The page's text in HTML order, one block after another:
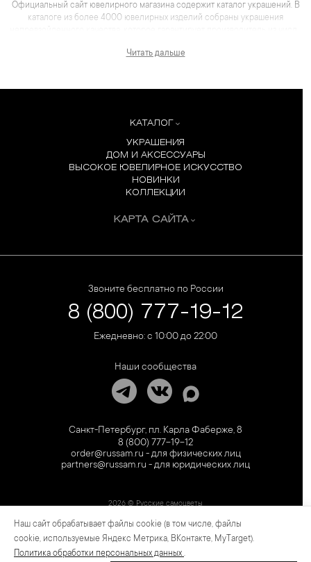
Официальный сайт ювелирного магазина содержит каталог украшений. В
каталоге из более 4000 ювелирных изделий собраны украшения
качественные фотографии и видеоматериалы, но и
Читать дальше
КАТАЛОГ
УКРАШЕНИЯ
ДОМ И АКСЕССУАРЫ
ВЫСОКОЕ ЮВЕЛИРНОЕ ИСКУССТВО
НОВИНКИ
КОЛЛЕКЦИИ
КАРТА САЙТА
Звоните бесплатно по России
8 (800) 777-19-12
Ежедневно: с 10:00 до 22:00
Наши сообщества
Санкт-Петербург, пл. Карла Фаберже, 8
8 (800) 777-19-12
order@russam.ru - для физических лиц
partners@russam.ru - для юридических лиц
2026 © Русские самоцветы
Предложение не является публичной офертой. Цены на сайте и в розничной сети
могут отличаться. Информация на сайте о товаре носит рекламный характер и
расценивается как приглашение делать оферты на основании п.1 ст. 437
Гражданского кодекса РФ.
Наш сайт обрабатывает файлы cookie (в том числе, файлы
cookie, используемые Яндекс Метрика, ВКонтакте, MyTarget).
Политика обработки персональных данных .